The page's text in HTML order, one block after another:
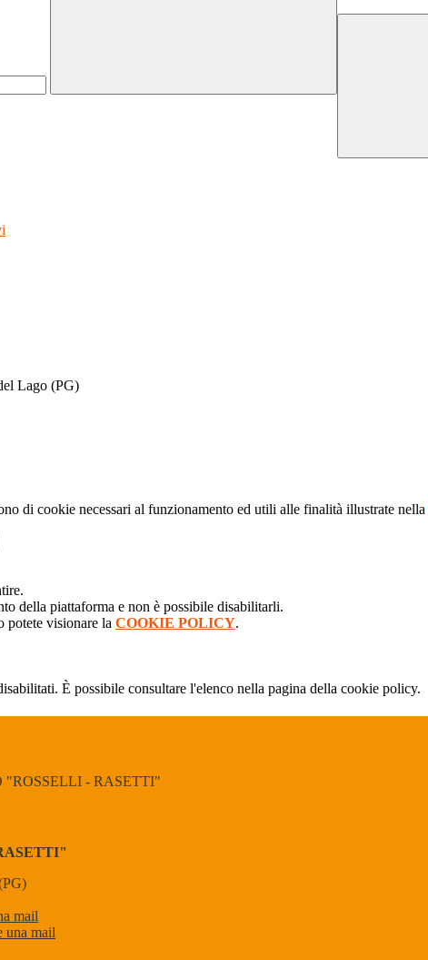
Lago (PG)
di cookie necessari al funzionamento ed utili alle finalità illustrate nella
della piattaforma e non è possibile disabilitarli.
potete visionare la COOKIE POLICY.
È possibile consultare l'elenco nella pagina della cookie policy.
"ROSSELLI - RASETTI"
mail
una mail